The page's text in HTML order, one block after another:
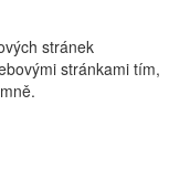
stránek
stránkami tím,